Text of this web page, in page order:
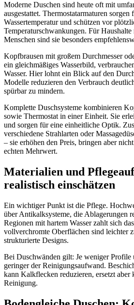
Moderne Duschen sind heute oft mit
ausgestattet. Thermostatarmaturen sorgen
Wassertemperatur und schützen vor
Temperaturschwankungen. Für
Menschen sind sie besonders
Kopfbrausen mit großem Durchmesser
ein gleichmäßiges Wasserbild,
Wasser. Hier lohnt ein Blick auf den
Modelle reduzieren den Verbrauch
spürbar zu mindern.
Komplette Duschsysteme kombinieren
sowie Thermostat in einer Einheit. Sie
und sorgen für eine einheitliche Optik.
verschiedene Strahlarten oder
– sie erhöhen den Preis, bringen aber
echten Mehrwert.
Materialien und
realistisch einschätzen
Ein wichtiger Punkt ist die Pflege.
über Antikalksysteme, die Ablagerungen
Regionen mit hartem Wasser zahlt sich
vollverchromte Oberflächen sind leichter
strukturierte Designs.
Bei Duschwänden gilt: Je weniger Profile
geringer der Reinigungsaufwand.
kann Kalkflecken reduzieren, ersetzt aber
Reinigung.